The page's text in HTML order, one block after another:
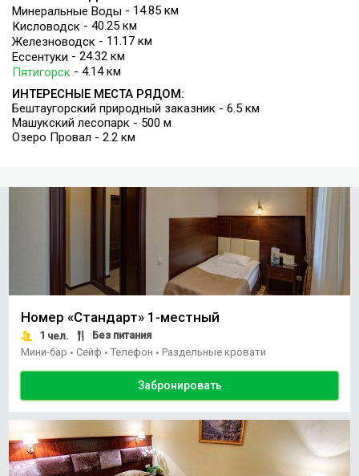
Минеральные Воды - 14.85 км
Кисловодск - 40.25 км
Железноводск - 11.17 км
Ессентуки - 24.32 км
Пятигорск - 4.14 км
ИНТЕРЕСНЫЕ МЕСТА РЯДОМ:
Бештаугорский природный заказник - 6.5 км
Машукский лесопарк - 500 м
Озеро Провал - 2.2 км
Номер «Стандарт» 1-местный
1 чел.
Без питания
Мини-бар • Сейф • Телефон • Раздельные кровати
Забронировать